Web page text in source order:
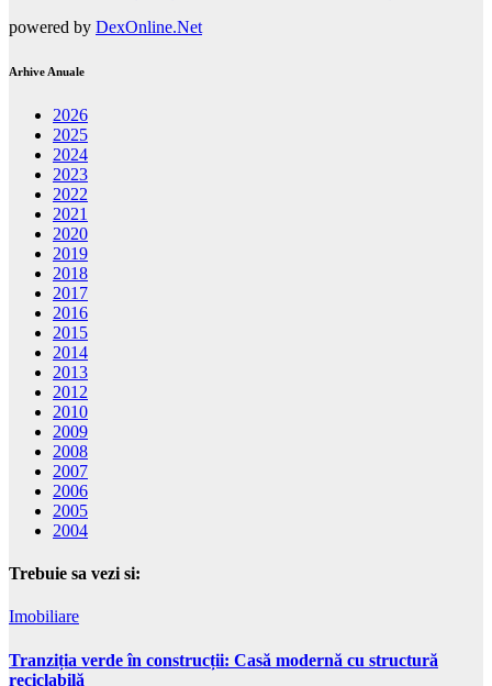
powered by DexOnline.Net
Arhive Anuale
2026
2025
2024
2023
2022
2021
2020
2019
2018
2017
2016
2015
2014
2013
2012
2010
2009
2008
2007
2006
2005
2004
Trebuie sa vezi si:
Imobiliare
Tranziția verde în construcții: Casă modernă cu structură
reciclabilă